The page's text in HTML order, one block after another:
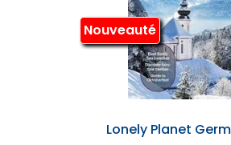
Nouveauté
Lonely Planet